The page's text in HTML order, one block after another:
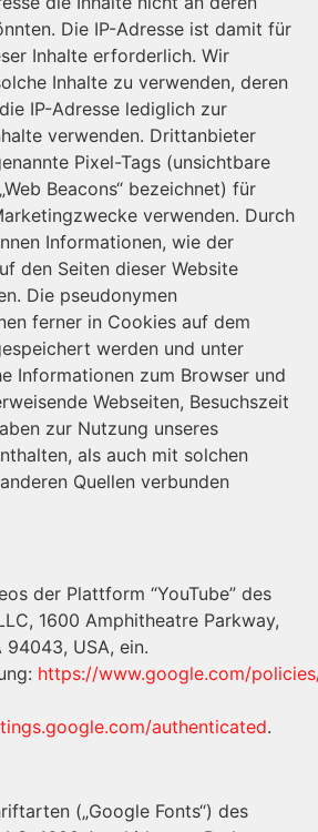
Die IP-Adresse ist damit für
Inhalte erforderlich. Wir
Inhalte zu verwenden, deren
IP-Adresse lediglich zur
verwenden. Drittanbieter
Pixel-Tags (unsichtbare
Beacons“ bezeichnet) für
verwenden. Durch
Informationen, wie der
den Seiten dieser Website
Die pseudonymen
ferner in Cookies auf dem
werden und unter
Informationen zum Browser und
Webseiten, Besuchszeit
zur Nutzung unseres
als auch mit solchen
Quellen verbunden
der Plattform “YouTube” des
1600 Amphitheatre Parkway,
94043, USA, ein.
https://www.google.com/
authenticated.
(„Google Fonts“) des